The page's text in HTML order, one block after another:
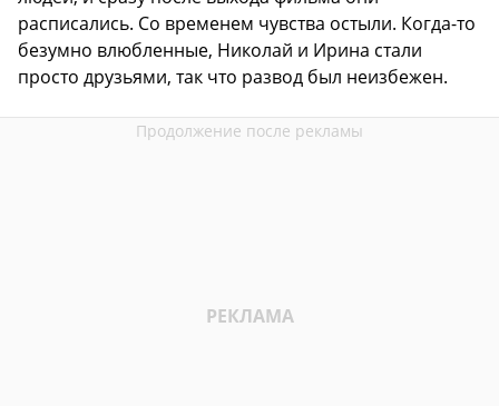
расписались. Со временем чувства остыли. Когда-то
безумно влюбленные, Николай и Ирина стали
просто друзьями, так что развод был неизбежен.